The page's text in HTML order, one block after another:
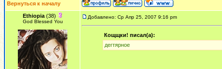
Вернуться к началу
Ethiopia(38)
God Blessed You
Добавлено: Ср Апр 25, 2007 9:16 pm
Кощщки! писал(а):
дегтярное